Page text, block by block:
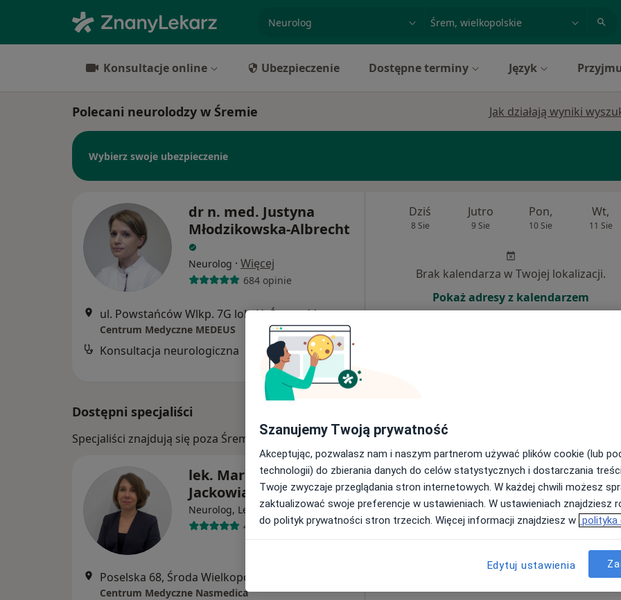
specjalizacja, badanie lub nazwiskomiasto lub dzielnica
Konsultacje online Ubezpieczenie Dostępne terminy Język
Polecani neurolodzy w Śremie Jak działają wyniki
Wybierz swoje ubezpieczenie
dr n. med. Justyna
Młodzikowska-Albrecht
Neurolog · Więcej
684 opinie
ul. Powstańców Wlkp. 7G lok. H, Śrem•Mapa
Centrum Medyczne MEDEUS
Konsultacja neurologiczna Brak ceny
Dziś
8 Sie
Jutro
9 Sie
Pon,
10 Sie
Wt,
11 Sie
Brak kalendarza w Twojej lokalizacji.
Pokaż adresy z kalendarzem
Dostępni specjaliści
Specjaliści znajdują się poza Śrem, wielkopolskie, w obszarach bliskich Twojemu wyszukiwaniu.
lek. Maria Żywicka-
Jackowiak
Neurolog, Lekarz rodzinny·Więcej
40 opinii
Poselska 68, Środa Wielkopolska
Centrum Medyczne Nasmedica
Dziś
8 Sie
Jutro
9 Sie
Pon,
10 Sie
Wt,
11 Sie
Poproś o wizytę
Szanujemy Twoją prywatność
Akceptując, pozwalasz nam i naszym partnerom używać plików cookie (lub
technologii) do zbierania danych do celów statystycznych i dostarczania
Twoje zwyczaje przeglądania stron internetowych. W każdej chwili możesz
zaktualizować swoje preferencje w ustawieniach. W ustawieniach znajdziesz
do polityk prywatności stron trzecich. Więcej informacji znajdziesz w polityka
Edytuj ustawienia